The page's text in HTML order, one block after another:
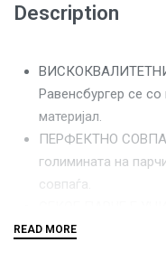
Description
Равенсбургер се
материјал.
ПЕРФЕКТНО
голимината на
совпаѓа.
сложувалките се